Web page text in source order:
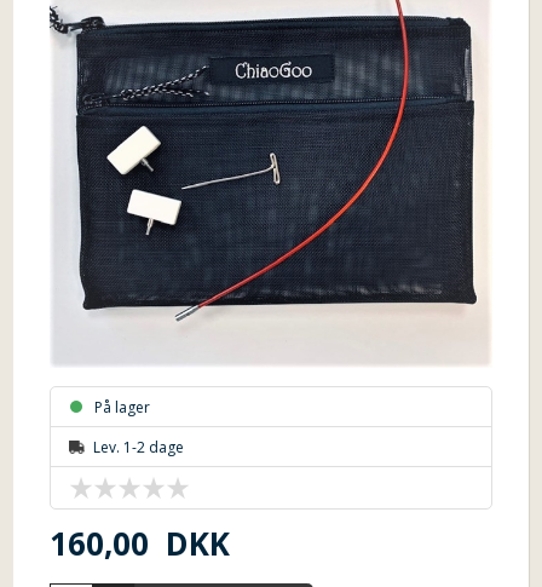
På lager
Lev. 1-2 dage
160,00 DKK